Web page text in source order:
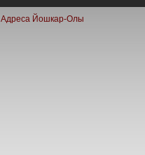
Адреса Йошкар-Олы